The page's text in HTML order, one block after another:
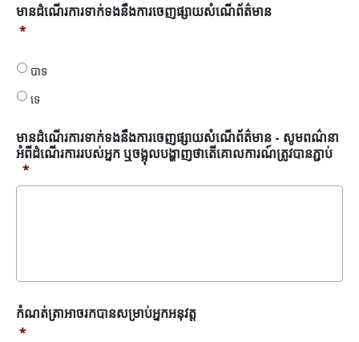
មាន
ដំណើរ
នឹង
ការ
ចេញ
សំណើ
ព័ត៌មាន
*
មានដំណើរការទាក់ទងនឹងការចេញផ្សាយសំណើព័ត៌មាន
*
បាទ
ទេ
មានដំណើរការទាក់ទងនឹងការចេញផ្សាយសំណើព័ត៌មាន - សូមពណ៌នា
អំពីដំណើរការរបស់អ្នក ឬចង្អុលបង្ហាញថាតើគោលការណ៍ត្រូវបានភ្ជាប់
*
កំណត់
ត្រា
កំណត់ត្រាអាចរកបានសម្រាប់អ្នកអនុវត្ត
*